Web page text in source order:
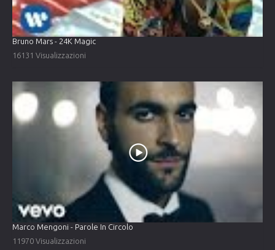
Bruno Mars - 24K Magic
16131 Visualizzazioni
Marco Mengoni - Parole In Circolo
11970 Visualizzazioni